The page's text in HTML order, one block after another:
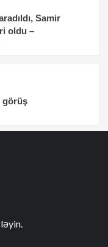
Samir
oldu –
görüş